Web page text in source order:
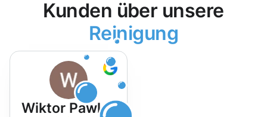
Kunden über unsere
Reinigung
Wiktor Pawlak